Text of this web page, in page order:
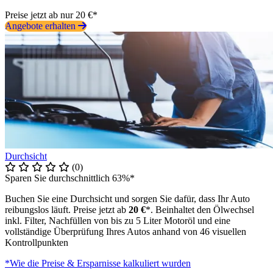
Preise jetzt ab nur 20 €*
Angebote erhalten
Durchsicht
(0)
Sparen Sie durchschnittlich 63%*
Buchen Sie eine Durchsicht und sorgen Sie dafür, dass Ihr Auto
reibungslos läuft. Preise jetzt ab 20 €*. Beinhaltet den Ölwechsel
inkl. Filter, Nachfüllen von bis zu 5 Liter Motoröl und eine
vollständige Überprüfung Ihres Autos anhand von 46 visuellen
Kontrollpunkten
*Wie die Preise & Ersparnisse kalkuliert wurden